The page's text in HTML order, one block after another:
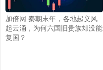
加倍网 秦朝末年，各地起义风
起云涌，为何六国旧贵族却没能
复国？